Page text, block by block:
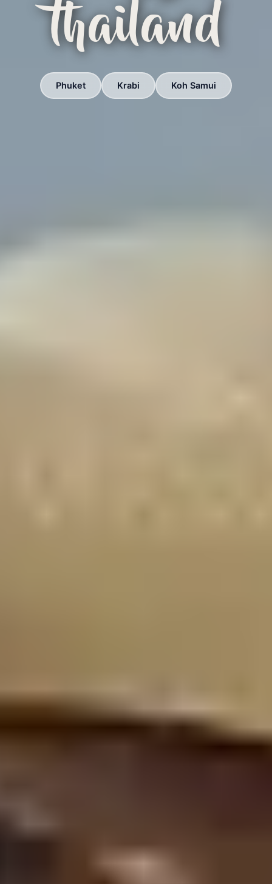
thailand
Phuket Krabi Koh Samui